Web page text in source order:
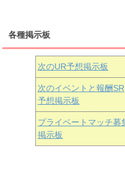
黒澤ダイヤ
朝香果林 近江
各種掲示板
次のUR予想掲示板
次のイベントと報酬SR
予想掲示板
プライベートマッチ募
掲示板